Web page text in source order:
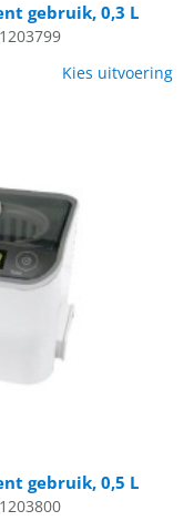
gebruik, 0,3 L
Kies uitvoering
gebruik, 0,5 L